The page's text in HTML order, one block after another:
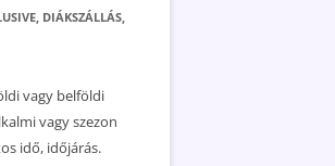
DIÁKSZÁLLÁS,
vagy belföldi
vagy szezon
idő, időjárás.